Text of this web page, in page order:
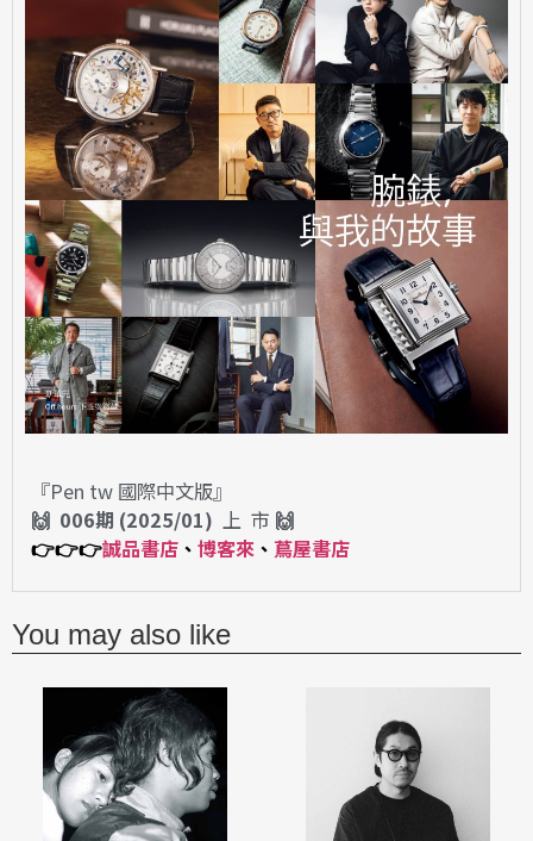
『Pen tw 國際中文版』
🙌 006期 (2025/01) 上 市 🙌
👉👉👉誠品書店 、 博客來 、 蔦屋書店
You may also like